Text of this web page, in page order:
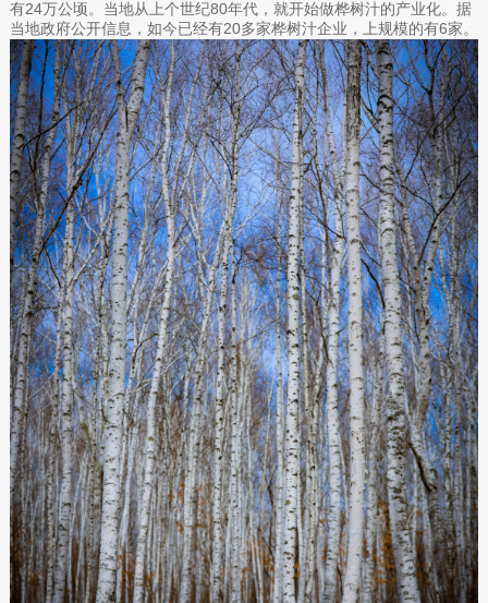
有24万公顷。当地从上个世纪80年代，就开始做桦树汁的产业化。据
当地政府公开信息，如今已经有20多家桦树汁企业，上规模的有6家。